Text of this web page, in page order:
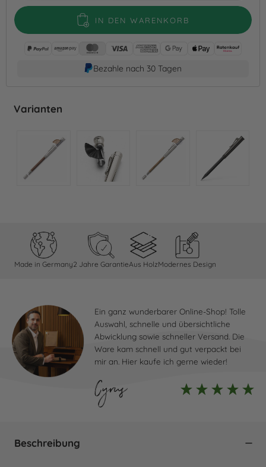
IN DEN WARENKORB
Bezahle nach 30 Tagen
Varianten
Made in Germany2 Jahre GarantieAus HolzModernes Design
Beschreibung
Ein ganz wunderbarer Online-Shop! Tolle
Auswahl, schnelle und übersichtliche
Abwicklung sowie schneller Versand. Die
Ware kam schnell und gut verpackt bei
mir an. Hier kaufe ich gerne wieder!
Cyrus